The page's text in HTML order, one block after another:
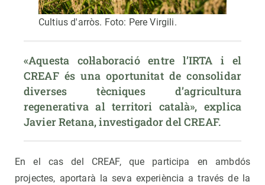
Cultius d'arròs. Foto: Pere Virgili.
«Aquesta col·laboració entre l’IRTA i el
CREAF és una oportunitat de consolidar
diverses tècniques d’agricultura
regenerativa al territori català», explica
Javier Retana, investigador del CREAF.
En el cas del CREAF, que participa en ambdós
projectes, aportarà la seva experiència a través de la